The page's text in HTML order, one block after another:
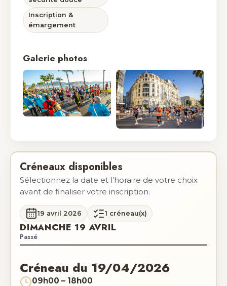
Inscription &
émargement
Galerie photos
Créneaux disponibles
Sélectionnez la date et l’horaire de votre choix
avant de finaliser votre inscription.
19 avril 2026 1 créneau(x)
DIMANCHE 19 AVRIL
Passé
Créneau du 19/04/2026
09h00 – 18h00